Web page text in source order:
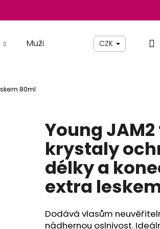
Muži Beauty By Simona
CZK
80ml
Young
krystaly
délky a
extra
Dodává vlasům
nádhernou oslnivost.